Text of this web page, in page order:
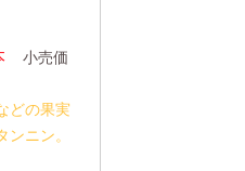
小売価
どの果実
ニン。